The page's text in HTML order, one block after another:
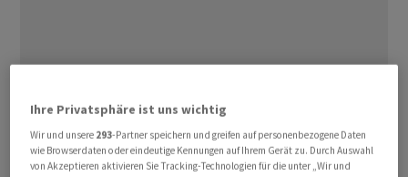
«Die Ticketpreise werden stark steigen, damit wird die
Nachfrage nach Flugdienstleistungen zurückgehen»,
sagte der österreichische Ökonom im Interview beim
Ihre Privatsphäre ist uns wichtig
Wir und unsere 293-Partner speichern und greifen auf personenbezogene Daten
wie Browserdaten oder eindeutige Kennungen auf Ihrem Gerät zu. Durch Auswahl
von Akzeptieren aktivieren Sie Tracking-Technologien für die unter „Wir und